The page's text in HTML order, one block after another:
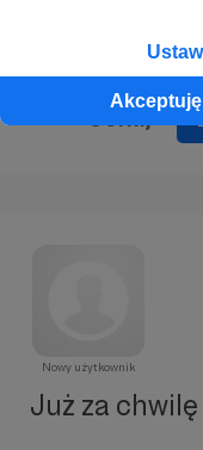
Nowy użytkownik
Już za